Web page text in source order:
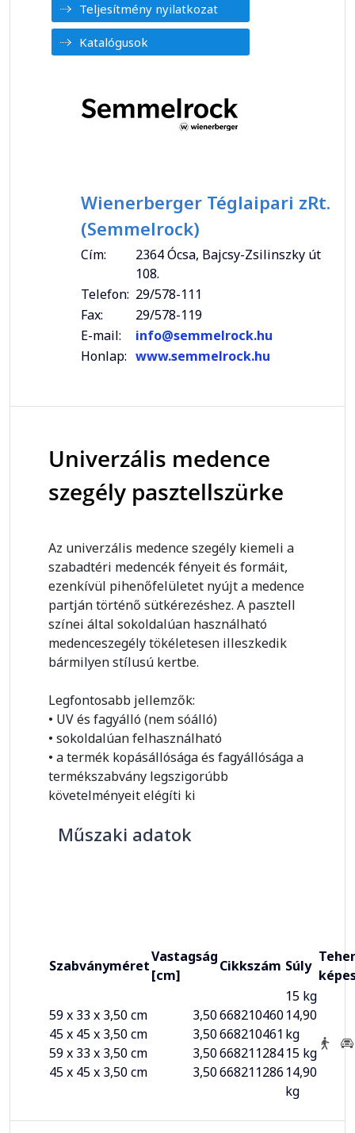
Teljesítmény nyilatkozat
Katalógusok
Wienerberger Téglaipari zRt.
(Semmelrock)
Cím:
2364 Ócsa, Bajcsy-Zsilinszky út
108.
Telefon: 29/578-111
Fax:
29/578-119
E-mail:
info@semmelrock.hu
Honlap: www.semmelrock.hu
Univerzális medence
szegély pasztellszürke
Az univerzális medence szegély kiemeli a
szabadtéri medencék fényeit és formáit,
ezenkívül pihenőfelületet nyújt a medence
partján történő sütkérezéshez. A pasztell
színei által sokoldalúan használható
medenceszegély tökéletesen illeszkedik
bármilyen stílusú kertbe.
Legfontosabb jellemzők:
• UV és fagyálló (nem sóálló)
• sokoldalúan felhasználható
• a termék kopásállósága és fagyállósága a
termékszabvány legszigorúbb
követelményeit elégíti ki
Műszaki adatok
Szabványméret
Vastagság
[cm]
Cikkszám Súly
59 x 33 x 3,50 cm
45 x 45 x 3,50 cm
59 x 33 x 3,50 cm
45 x 45 x 3,50 cm
3,50
3,50
3,50
3,50
668210460
668210461
668211284
668211286
15 kg
14,90
kg
15 kg
14,90
kg